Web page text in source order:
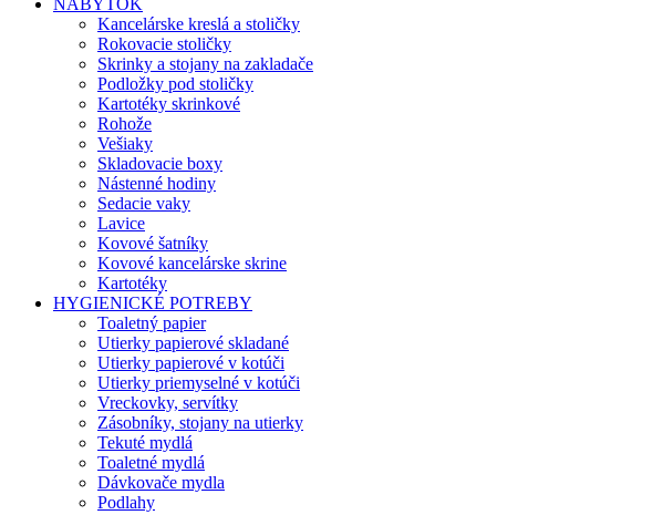
NÁBYTOK
Kancelárske kreslá a stoličky
Rokovacie stoličky
Skrinky a stojany na zakladače
Podložky pod stoličky
Kartotéky skrinkové
Rohože
Vešiaky
Skladovacie boxy
Nástenné hodiny
Sedacie vaky
Lavice
Kovové šatníky
Kovové kancelárske skrine
Kartotéky
HYGIENICKÉ POTREBY
Toaletný papier
Utierky papierové skladané
Utierky papierové v kotúči
Utierky priemyselné v kotúči
Vreckovky, servítky
Zásobníky, stojany na utierky
Tekuté mydlá
Toaletné mydlá
Dávkovače mydla
Podlahy